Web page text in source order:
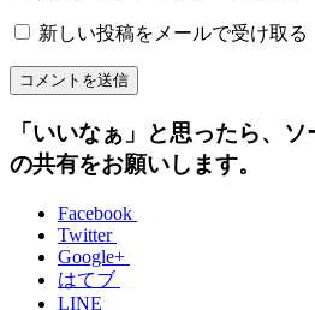
新しい投稿をメールで受け取る
「いいなぁ」と思ったら、
の共有をお願いします。
Facebook
Twitter
Google+
はてブ
LINE